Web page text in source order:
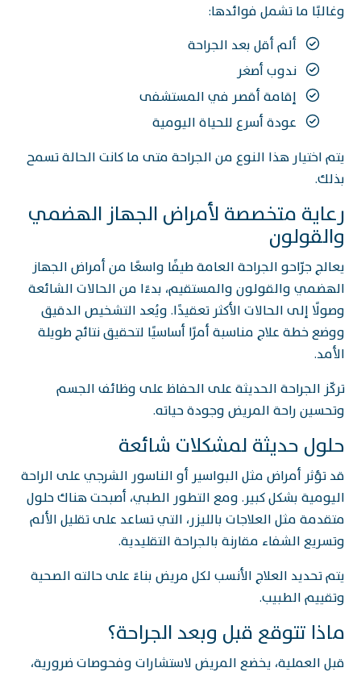
وغالبًا ما تشمل فوائدها:
ألم أقل بعد الجراحة
ندوب أصغر
إقامة أقصر في المستشفى
عودة أسرع للحياة اليومية
يتم اختيار هذا النوع من الجراحة متى ما كانت الحالة تسمح
بذلك.
رعاية متخصصة لأمراض الجهاز الهضمي
والقولون
يعالج جرّاحو الجراحة العامة طيفًا واسعًا من أمراض الجهاز
الهضمي والقولون والمستقيم، بدءًا من الحالات الشائعة
وصولًا إلى الحالات الأكثر تعقيدًا. ويُعد التشخيص الدقيق
ووضع خطة علاج مناسبة أمرًا أساسيًا لتحقيق نتائج طويلة
الأمد.
تركّز الجراحة الحديثة على الحفاظ على وظائف الجسم
وتحسين راحة المريض وجودة حياته.
حلول حديثة لمشكلات شائعة
قد تؤثر أمراض مثل البواسير أو الناسور الشرجي على الراحة
اليومية بشكل كبير. ومع التطور الطبي، أصبحت هناك حلول
متقدمة مثل العلاجات بالليزر، التي تساعد على تقليل الألم
وتسريع الشفاء مقارنة بالجراحة التقليدية.
يتم تحديد العلاج الأنسب لكل مريض بناءً على حالته الصحية
وتقييم الطبيب.
ماذا تتوقع قبل وبعد الجراحة؟
قبل العملية، يخضع المريض لاستشارات وفحوصات ضرورية،